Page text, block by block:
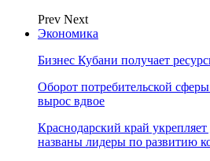
Prev Next
Экономика
Бизнес Кубани получает
Оборот потребительской
вырос вдвое
Краснодарский край
названы лидеры по развитию